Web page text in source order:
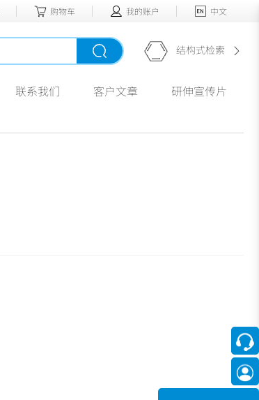
购物车 我的账户 中文
结构式检索
联系我们 客户文章 研伸宣传片